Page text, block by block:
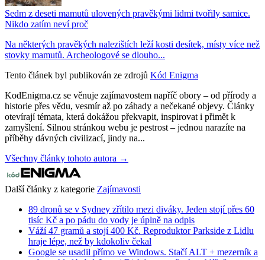
Sedm z deseti mamutů ulovených pravěkými lidmi tvořily samice.
Nikdo zatím neví proč
Na některých pravěkých nalezištích leží kosti desítek, místy více než
stovky mamutů. Archeologové se dlouho...
Tento článek byl publikován ze zdrojů Kód Enigma
KodEnigma.cz se věnuje zajímavostem napříč obory – od přírody a
historie přes vědu, vesmír až po záhady a nečekané objevy. Články
otevírají témata, která dokážou překvapit, inspirovat i přimět k
zamyšlení. Silnou stránkou webu je pestrost – jednou narazíte na
příběhy dávných civilizací, jindy na...
Všechny články tohoto autora →
Další články z kategorie Zajímavosti
89 dronů se v Sydney zřítilo mezi diváky. Jeden stojí přes 60
tisíc Kč a po pádu do vody je úplně na odpis
Váží 47 gramů a stojí 400 Kč. Reproduktor Parkside z Lidlu
hraje lépe, než by kdokoliv čekal
Google se usadil přímo ve Windows. Stačí ALT + mezerník a